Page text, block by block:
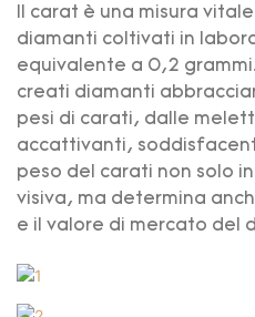
Il carat è una misura
diamanti coltivati ​​in
equivalente a 0,2
creati diamanti
pesi di carati, dalle
accattivanti,
peso del carati non solo
visiva, ma determina
e il valore di mercato del